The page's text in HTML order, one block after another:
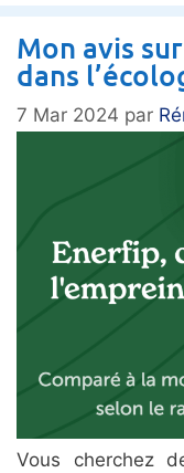
Mon avis
dans
7 Mar 2024 par
Vous cherchez